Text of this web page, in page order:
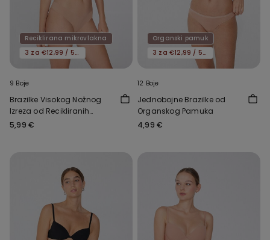
Reciklirana mikrovlakna
3 za €12,99 / 5 za €19,99
9 Boje
Brazilke Visokog Nožnog
Izreza od Recikliranih
Mikrovlakana sa Sirovim
5,99 €
Organski pamuk
3 za €12,99 / 5 za €19,99
12 Boje
Jednobojne Brazilke od
Organskog Pamuka
4,99 €